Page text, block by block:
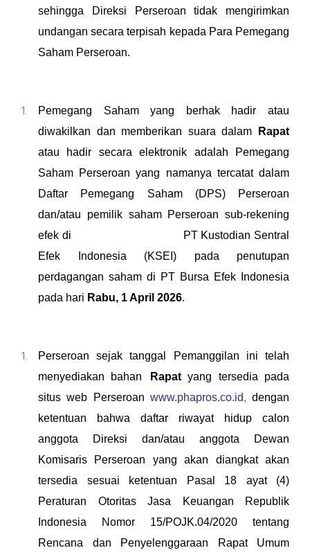
sehingga Direksi Perseroan tidak mengirimkan
undangan secara terpisah kepada Para Pemegang
Saham Perseroan.
Pemegang Sahamyang berhak hadir atau
diwakilkan dan memberikan suaradalam
Rapat
atau hadir secara elektronik adalah Pemegang
Saham Perseroan yang namanya tercatat dalam
Daftar Pemegang Saham (DPS)
Perseroan
dan/atau pemilik saham Perseroan sub-rekening
efek di
PT Kustodian Sentral
Efek Indonesia (KSEI) pada penutupan
perdagangan saham di PT Bursa Efek Indonesia
pada hari Rabu, 1 April 2026.
Perseroan sejak tanggal Pemanggilan ini telah
menyediakan bahan
Rapatyang tersedia pada
situsweb Perseroan www.phapros.co.id, dengan
ketentuan bahwa daftar riwayat hidup calon
anggota Direksi dan/atau anggota Dewan
Komisaris Perseroan yang akan diangkat akan
tersedia sesuai ketentuan Pasal 18 ayat (4)
Peraturan Otoritas Jasa Keuangan Republik
Indonesia Nomor 15/POJK.04/2020 tentang
Rencana dan Penyelenggaraan Rapat Umum